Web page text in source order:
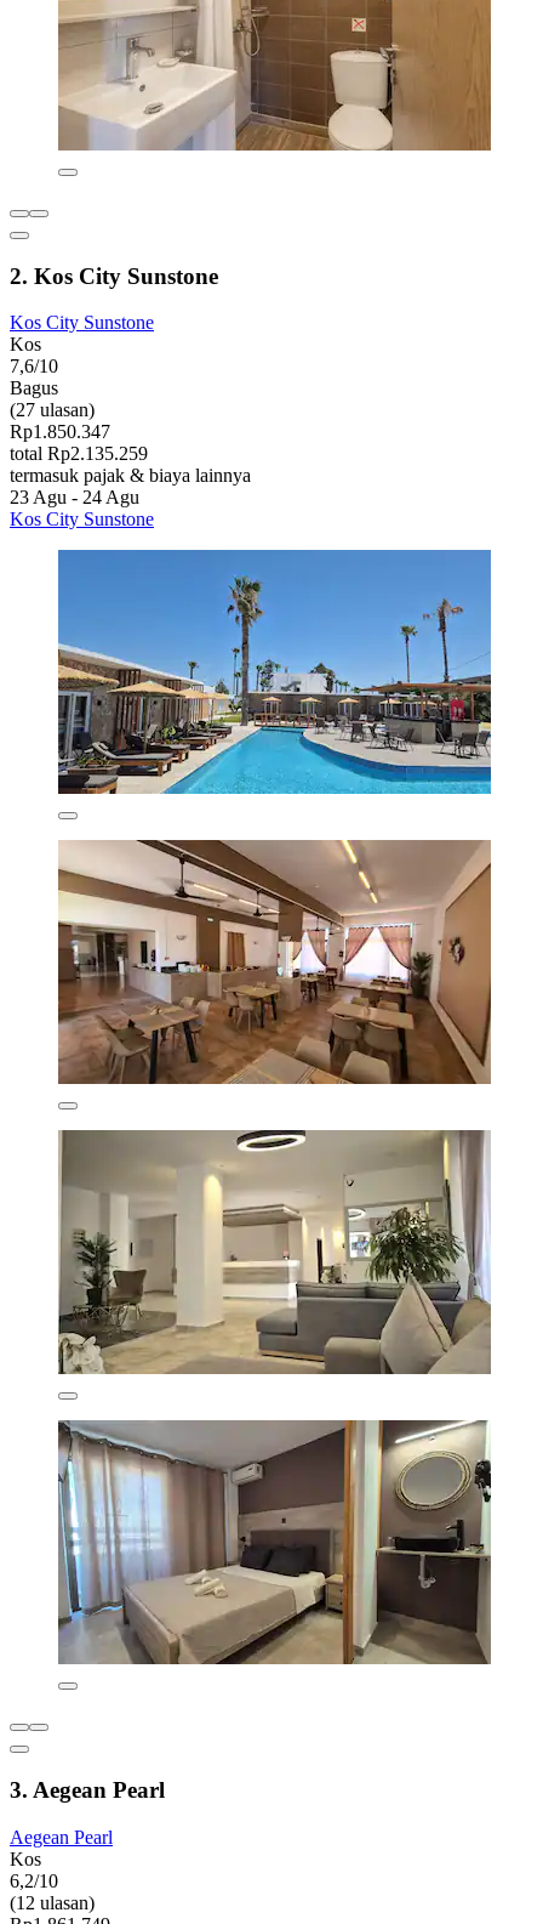
2. Kos City Sunstone
Kos City Sunstone
Kos
7,6/10
Bagus
(27 ulasan)
Rp1.850.347
total Rp2.135.259
termasuk pajak & biaya lainnya
23 Agu - 24 Agu
Kos City Sunstone
3. Aegean Pearl
Aegean Pearl
Kos
6,2/10
(12 ulasan)